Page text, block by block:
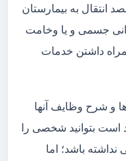
انتقال به بیمارستان
جسمی و یا وخامت
داشتن خدمات
و شرح وظایف آنها
است بتوانید شخصی را
نداشته باشد؛ اما